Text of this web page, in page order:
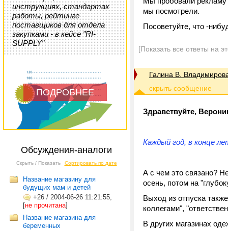
инструкциях, стандартах
работы, рейтинге
поставщиков для отдела
закупками - в кейсе "RI-
SUPPLY"
ПОДРОБНЕЕ
Обсуждения-аналоги
Скрыть / Показать Сортировать по дате
Название магазину для
будущих мам и детей
+26 / 2004-06-26 11:21:55,
[не прочитана]
Название магазина для
беременных
мы посмотрели.
Посоветуйте, что -
[Показать все ответы на
Галина В.
Здравствуйте,
Каждый год, в конце
А с чем это связано?
осень, потом на
Выход из отпуска
коллегами",
В других магазинах